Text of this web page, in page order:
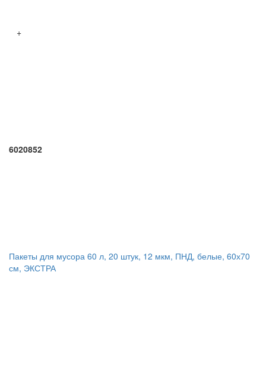
+
6020852
Пакеты для мусора 60 л, 20 штук, 12 мкм, ПНД, белые, 60х70
см, ЭКСТРА